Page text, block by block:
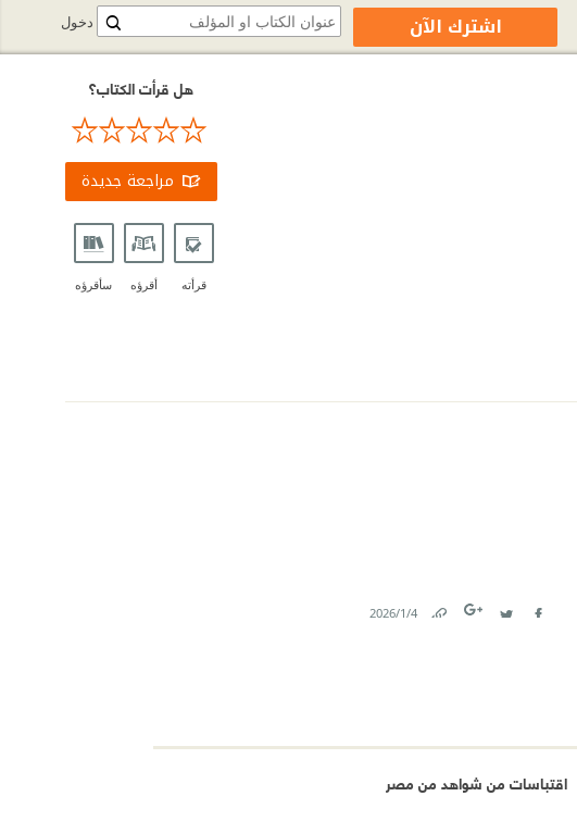
هل قرأت الكتاب؟
مراجعة جديدة
قرأته أقرؤه سأقرؤه
4‏/1‏/2026
اقتباسات من شواهد من مصر
دخول اشترك الآن